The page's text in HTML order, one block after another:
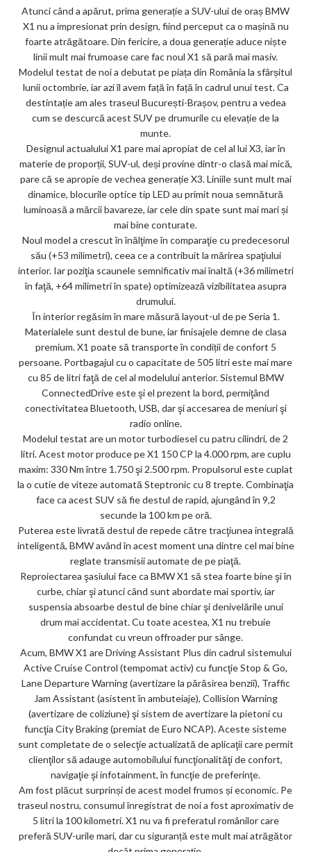
Atunci când a apărut, prima generație a SUV-ului de oraș BMW
X1 nu a impresionat prin design, fiind perceput ca o mașină nu
foarte atrăgătoare. Din fericire, a doua generație aduce niște
linii mult mai frumoase care fac noul X1 să pară mai masiv.
Modelul testat de noi a debutat pe piața din România la sfârșitul
lunii octombrie, iar azi îl avem față în față în cadrul unui test. Ca
destintație am ales traseul București-Brașov, pentru a vedea
cum se descurcă acest SUV pe drumurile cu elevație de la
munte.
Designul actualului X1 pare mai apropiat de cel al lui X3, iar în
materie de proporții, SUV-ul, deși provine dintr-o clasă mai mică,
pare că se apropie de vechea generație X3. Liniile sunt mult mai
dinamice, blocurile optice tip LED au primit noua semnătură
luminoasă a mărcii bavareze, iar cele din spate sunt mai mari și
mai bine conturate.
Noul model a crescut în înălţime în comparaţie cu predecesorul
său (+53 milimetri), ceea ce a contribuit la mărirea spaţiului
interior. Iar poziţia scaunele semnificativ mai înaltă (+36 milimetri
în faţă, +64 milimetri în spate) optimizează vizibilitatea asupra
drumului.
În interior regăsim în mare măsură layout-ul de pe Seria 1.
Materialele sunt destul de bune, iar finisajele demne de clasa
premium. X1 poate să transporte în condiții de confort 5
persoane. Portbagajul cu o capacitate de 505 litri este mai mare
cu 85 de litri faţă de cel al modelului anterior. Sistemul BMW
ConnectedDrive este şi el prezent la bord, permiţând
conectivitatea Bluetooth, USB, dar şi accesarea de meniuri şi
radio online.
Modelul testat are un motor turbodiesel cu patru cilindri, de 2
litri. Acest motor produce pe X1 150 CP la 4.000 rpm, are cuplu
maxim: 330 Nm între 1.750 şi 2.500 rpm. Propulsorul este cuplat
la o cutie de viteze automată Steptronic cu 8 trepte. Combinaţia
face ca acest SUV să fie destul de rapid, ajungând în 9,2
secunde la 100 km pe oră.
Puterea este livrată destul de repede către tracţiunea integrală
inteligentă, BMW având în acest moment una dintre cel mai bine
reglate transmisii automate de pe piaţă.
Reproiectarea şasiului face ca BMW X1 să stea foarte bine şi în
curbe, chiar şi atunci când sunt abordate mai sportiv, iar
suspensia absoarbe destul de bine chiar şi denivelările unui
drum mai accidentat. Cu toate acestea, X1 nu trebuie
confundat cu vreun offroader pur sânge.
Acum, BMW X1 are Driving Assistant Plus din cadrul sistemului
Active Cruise Control (tempomat activ) cu funcţie Stop & Go,
Lane Departure Warning (avertizare la părăsirea benzii), Traffic
Jam Assistant (asistent în ambuteiaje), Collision Warning
(avertizare de coliziune) şi sistem de avertizare la pietoni cu
funcţia City Braking (premiat de Euro NCAP). Aceste sisteme
sunt completate de o selecţie actualizată de aplicaţii care permit
clienţilor să adauge automobilului funcţionalităţi de confort,
navigaţie şi infotainment, în funcţie de preferinţe.
Am fost plăcut surprinși de acest model frumos și economic. Pe
traseul nostru, consumul înregistrat de noi a fost aproximativ de
5 litri la 100 kilometri. X1 nu va fi preferatul românilor care
preferă SUV-urile mari, dar cu siguranță este mult mai atrăgător